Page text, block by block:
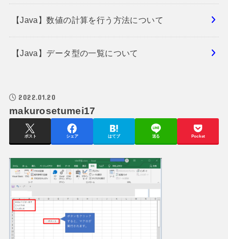
【Java】数値の計算を行う方法について
【Java】データ型の一覧について
2022.01.20
makurosetumei17
ポスト シェア はてブ 送る Pocket